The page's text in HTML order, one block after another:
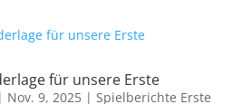
für unsere Erste
Nov. 9, 2025| Spielberichte Erste